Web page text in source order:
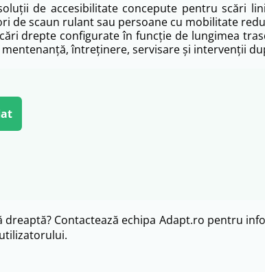
de accesibilitate concepute pentru scări
de scaun rulant sau persoane cu mobilitate
drepte configurate în funcție de lungimea
întreținere, servisare și intervenții
instituții sau spații publice,